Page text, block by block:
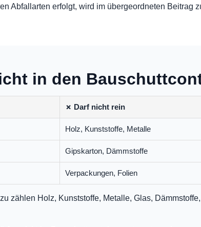
Abfallarten erfolgt, wird im übergeordneten Beitrag
in den
✗ Darf nicht rein
Holz, Kunststoffe, Metalle
Gipskarton, Dämmstoffe
Verpackungen, Folien
zählen Holz, Kunststoffe, Metalle, Glas,